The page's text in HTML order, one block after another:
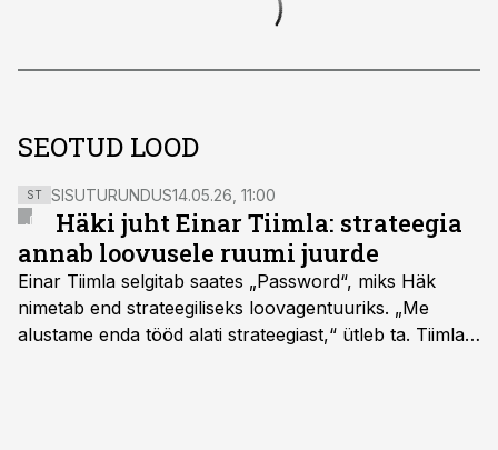
SEOTUD LOOD
ST SISUTURUNDUS14.05.26, 11:00
Häki juht Einar Tiimla: strateegia
annab loovusele ruumi juurde
Einar Tiimla selgitab saates „Password“, miks Häk
nimetab end strateegiliseks loovagentuuriks. „Me
alustame enda tööd alati strateegiast,“ ütleb ta. Tiimla